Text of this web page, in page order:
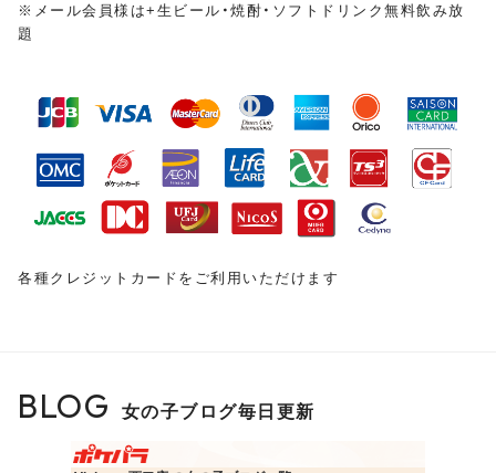
皆様のご来店をスタッフ・キャスト一同、心よりお待ちし
※メール会員様は+生ビール・焼酎・ソフトドリンク無料飲み放
題
各種クレジットカードをご利用いただけます
BLOG 女の子ブログ毎日更新